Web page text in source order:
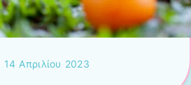
14 Απριλίου 2023